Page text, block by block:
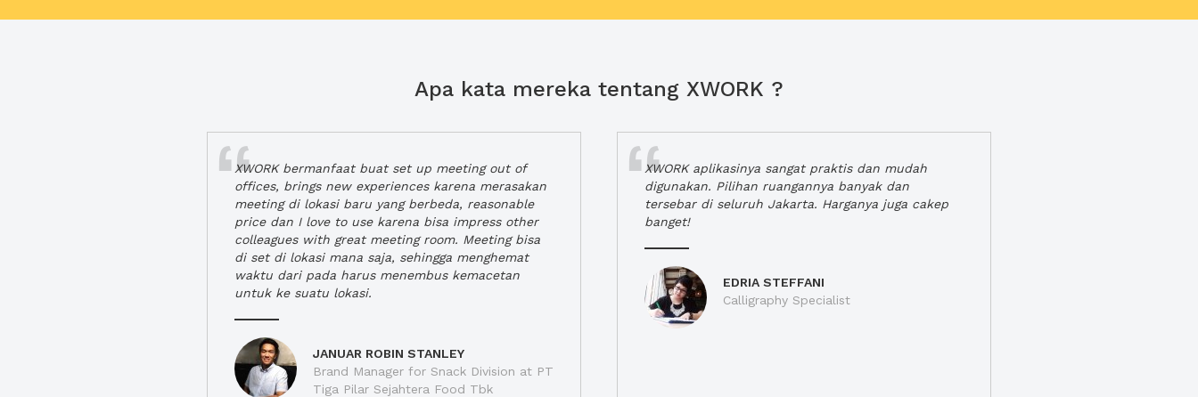
Apa kata mereka tentang XWORK ?
XWORK bermanfaat buat set up meeting out of
offices, brings new experiences karena merasakan
meeting di lokasi baru yang berbeda, reasonable
price dan I love to use karena bisa impress other
colleagues with great meeting room. Meeting bisa
di set di lokasi mana saja, sehingga menghemat
waktu dari pada harus menembus kemacetan
untuk ke suatu lokasi.
JANUAR ROBIN STANLEY
Brand Manager for Snack Division at PT
Tiga Pilar Sejahtera Food Tbk
XWORK aplikasinya sangat praktis dan mudah
digunakan. Pilihan ruangannya banyak dan
tersebar di seluruh Jakarta. Harganya juga cakep
banget!
EDRIA STEFFANI
Calligraphy Specialist